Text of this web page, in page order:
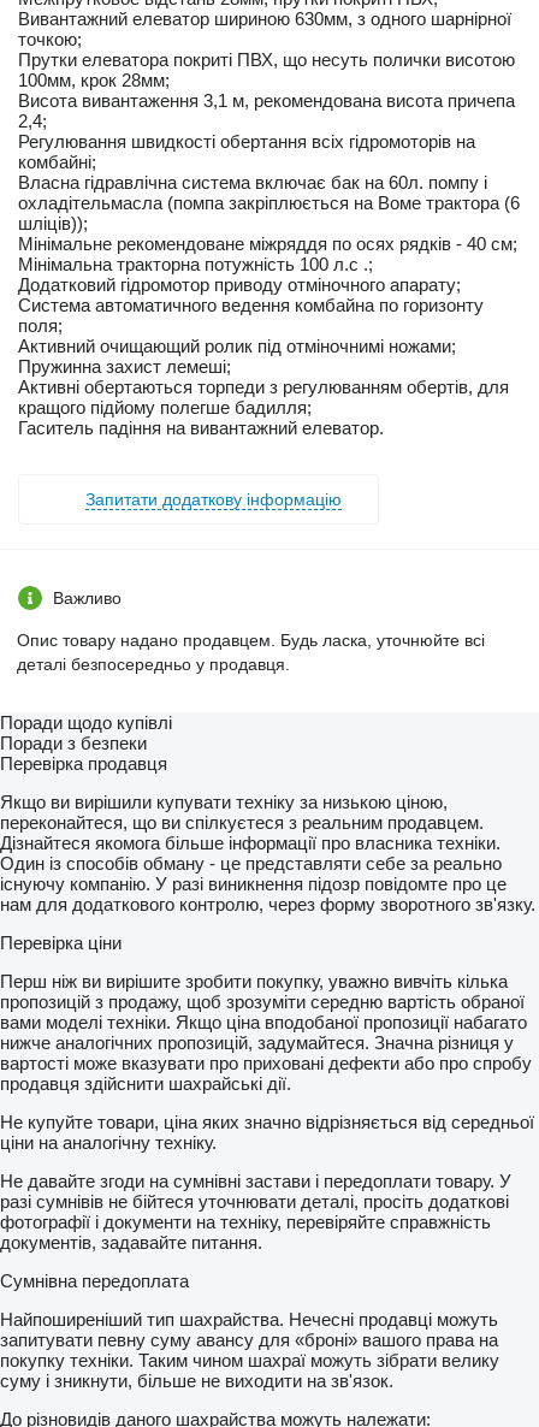
Вивантажний елеватор шириною 630мм, з одного шарнірної
точкою;
Прутки елеватора покриті ПВХ, що несуть полички висотою
100мм, крок 28мм;
Висота вивантаження 3,1 м, рекомендована висота причепа
2,4;
Регулювання швидкості обертання всіх гідромоторів на
комбайні;
Власна гідравлічна система включає бак на 60л. помпу і
охладітельмасла (помпа закріплюється на Воме трактора (6
шліців));
Мінімальне рекомендоване міжряддя по осях рядків - 40 см;
Мінімальна тракторна потужність 100 л.с .;
Додатковий гідромотор приводу отміночного апарату;
Система автоматичного ведення комбайна по горизонту
поля;
Активний очищающий ролик під отміночнимі ножами;
Пружинна захист лемеші;
Активні обертаються торпеди з регулюванням обертів, для
кращого підйому полегше бадилля;
Гаситель падіння на вивантажний елеватор.
Запитати додаткову інформацію
Важливо
Опис товару надано продавцем. Будь ласка, уточнюйте всі
деталі безпосередньо у продавця.
Поради щодо купівлі
Поради з безпеки
Перевірка продавця
Якщо ви вирішили купувати техніку за низькою ціною,
переконайтеся, що ви спілкуєтеся з реальним продавцем.
Дізнайтеся якомога більше інформації про власника техніки.
Один із способів обману - це представляти себе за реально
існуючу компанію. У разі виникнення підозр повідомте про це
нам для додаткового контролю, через форму зворотного зв'язку.
Перевірка ціни
Перш ніж ви вирішите зробити покупку, уважно вивчіть кілька
пропозицій з продажу, щоб зрозуміти середню вартість обраної
вами моделі техніки. Якщо ціна вподобаної пропозиції набагато
нижче аналогічних пропозицій, задумайтеся. Значна різниця у
вартості може вказувати про приховані дефекти або про спробу
продавця здійснити шахрайські дії.
Не купуйте товари, ціна яких значно відрізняється від середньої
ціни на аналогічну техніку.
Не давайте згоди на сумнівні застави і передоплати товару. У
разі сумнівів не бійтеся уточнювати деталі, просіть додаткові
фотографії і документи на техніку, перевіряйте справжність
документів, задавайте питання.
Сумнівна передоплата
Найпоширеніший тип шахрайства. Нечесні продавці можуть
запитувати певну суму авансу для «броні» вашого права на
покупку техніки. Таким чином шахраї можуть зібрати велику
суму і зникнути, більше не виходити на зв'язок.
До різновидів даного шахрайства можуть належати: